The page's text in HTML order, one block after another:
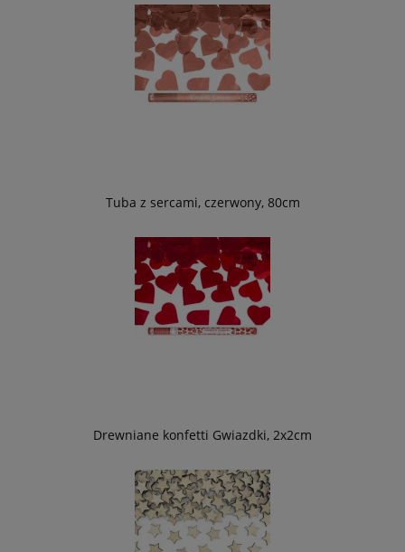
Tuba z sercami, czerwony, 80cm
Drewniane konfetti Gwiazdki, 2x2cm